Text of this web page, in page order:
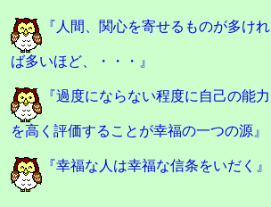
『人間、関心を寄せるものが多けれ
ば多いほど、・・・』
『過度にならない程度に自己の能力
を高く評価することが幸福の一つの源』
『幸福な人は幸福な信条をいだく』